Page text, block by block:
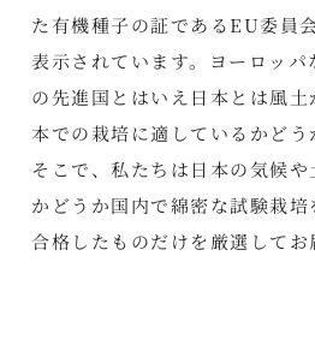
た有機種子の証であるEU委員
表示されています。ヨーロッ
の先進国とはいえ日本とは風
本での栽培に適しているかどう
そこで、私たちは日本の気候
かどうか国内で綿密な試験栽培
合格したものだけを厳選してお